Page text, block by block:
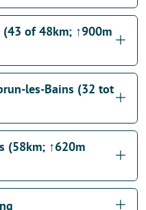
of 48km; ↑900m
les-Bains (32 tot
(58km; ↑620m